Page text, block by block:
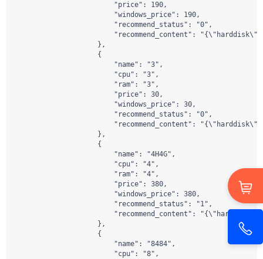
                        "price": 190,
                        "windows_price": 190,
                        "recommend_status": "0",
"recommend_content":
                    },
                    {
                        "name": "3",
                        "cpu": "3",
                        "ram": "3",
                        "price": 30,
                        "windows_price": 30,
                        "recommend_status": "0",
"recommend_content":
                    },
                    {
                        "name": "4H4G",
                        "cpu": "4",
                        "ram": "4",
                        "price": 380,
                        "windows_price": 380,
                        "recommend_status": "1",
"recommend_content":
                    },
                    {
                        "name": "8484",
                        "cpu": "8",